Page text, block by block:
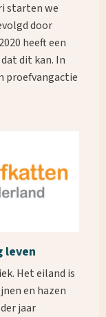
starten we
door
heeft een
dit kan. In
proefvangactie
leven
Het eiland is
en hazen
jaar